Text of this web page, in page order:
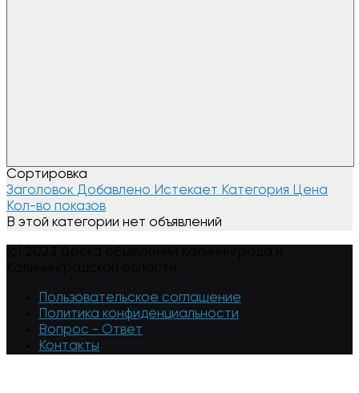
Сортировка
Заголовок Добавлено Истекает Категория Цена
Кол-во показов
В этой категории нет объявлений
Пользовательское соглашение
Политика конфиденциальности
Вопрос - Ответ
Контакты